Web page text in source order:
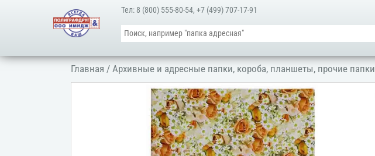
Тел: 8 (800) 555-80-54,+7 (499) 707-17-91
Главная /Архивные и адресные папки, короба, планшеты, прочие папки